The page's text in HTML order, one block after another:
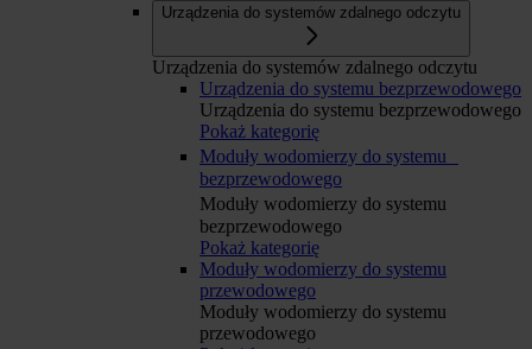
Urządzenia do systemów zdalnego odczytu
Urządzenia do systemów zdalnego odczytu
Urządzenia do systemu bezprzewodowego
Urządzenia do systemu bezprzewodowego
Pokaż kategorię
Moduły wodomierzy do systemu
bezprzewodowego
Moduły wodomierzy do systemu
bezprzewodowego
Pokaż kategorię
Moduły wodomierzy do systemu
przewodowego
Moduły wodomierzy do systemu
przewodowego